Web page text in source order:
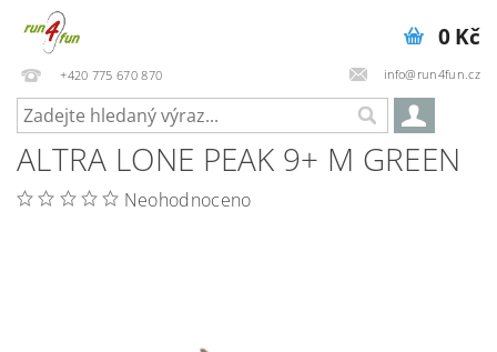
+420 775 670 870 info@run4fun.cz
0 Kč
ALTRA LONE PEAK 9+ M GREEN
Neohodnoceno